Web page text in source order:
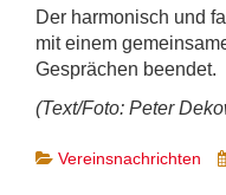
Der harmonisch und
mit einem
Gesprächen beendet.
(Text/Foto: Peter
Vereinsnachrichten